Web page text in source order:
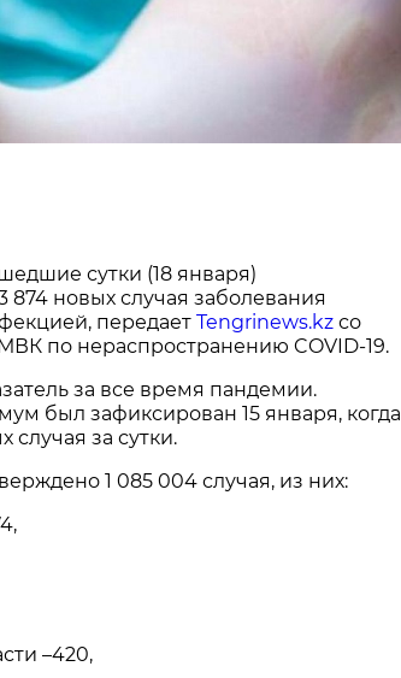
сутки (18 января)
874 новых случая заболевания
передает Tengrinews.kz со
по нераспространению COVID-19.
за все время пандемии.
был зафиксирован 15 января, когда
случая за сутки.
1 085 004 случая, из них:
–420,